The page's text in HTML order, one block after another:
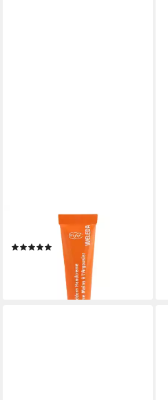
Handcreme Sanddorn, 10 ml
(1)
lieferbar - in 2-3 Werktagen bei dir